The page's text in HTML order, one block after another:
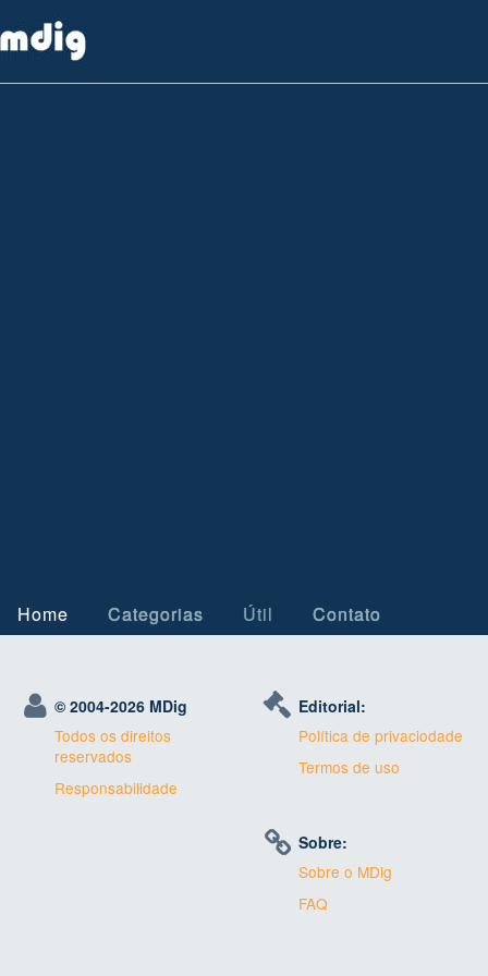
Home Categorias Útil Contato
© 2004-2026 MDig
Todos os direitos
reservados
Responsabilidade
Editorial:
Política de privaciodade
Termos de uso
Sobre:
Sobre o MDig
FAQ